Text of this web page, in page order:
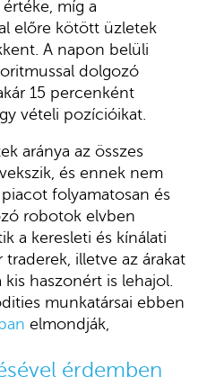
míg a
előre kötött üzletek
A napon belüli
dolgozó
15 percenként
vételi pozícióikat.
aránya az összes
és ennek nem
folyamatosan és
robotok elvben
a keresleti és kínálati
illetve az árakat
haszonért is lehajol.
munkatársai ebben
elmondják,
érdemben